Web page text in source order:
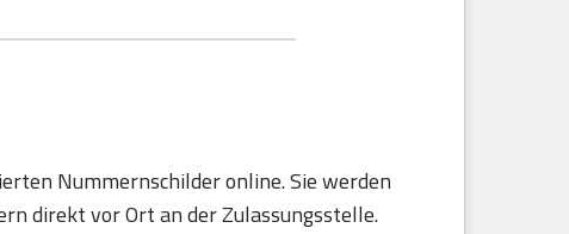
Nummernschilder online. Sie werden
direkt vor Ort an der Zulassungsstelle.